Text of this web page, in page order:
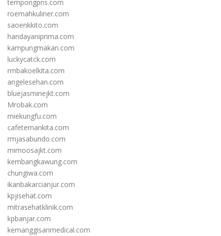
tempongpns.com
roemahkuliner.com
saoenkkito.com
handayaniprima.com
kampungmakan.com
luckycatck.com
rmbakoelkita.com
angelesehan.com
bluejasminejkt.com
Mrobak.com
miekungfu.com
cafetemankita.com
rmjasabundo.com
mimoosajkt.com
kembangkawung.com
chungiwa.com
ikanbakarcianjur.com
kpjisehat.com
mitrasehatklinik.com
kpbanjar.com
kemanggisanmedical.com